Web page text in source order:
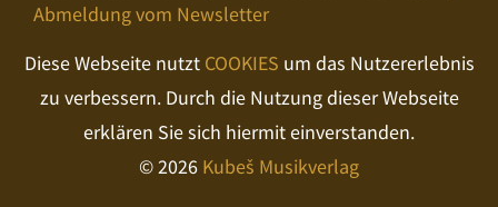
Abmeldung vom Newsletter
Diese Webseite nutzt COOKIES um das Nutzererlebnis
zu verbessern. Durch die Nutzung dieser Webseite
erklären Sie sich hiermit einverstanden.
© 2026 Kubeš Musikverlag